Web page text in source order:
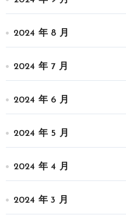
2024 年 8 月
2024 年 7 月
2024 年 6 月
2024 年 5 月
2024 年 4 月
2024 年 3 月